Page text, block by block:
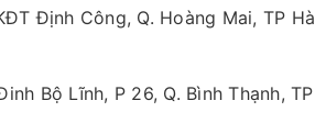
Định Công, Q. Hoàng Mai, TP Hà
Bộ Lĩnh, P 26, Q. Bình Thạnh, TP